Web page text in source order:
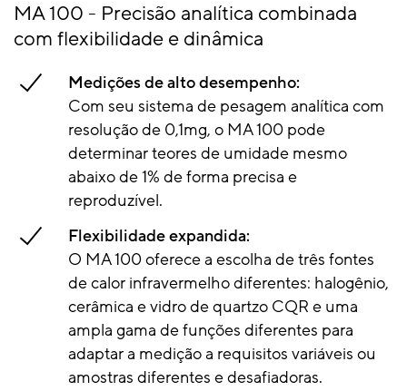
MA 100 - Precisão analítica combinada
com flexibilidade e dinâmica
Medições de alto desempenho:
Com seu sistema de pesagem analítica com
resolução de 0,1mg, o MA 100 pode
determinar teores de umidade mesmo
abaixo de 1% de forma precisa e
reproduzível.
Flexibilidade expandida:
O MA 100 oferece a escolha de três fontes
de calor infravermelho diferentes: halogênio,
cerâmica e vidro de quartzo CQR e uma
ampla gama de funções diferentes para
adaptar a medição a requisitos variáveis ou
amostras diferentes e desafiadoras.